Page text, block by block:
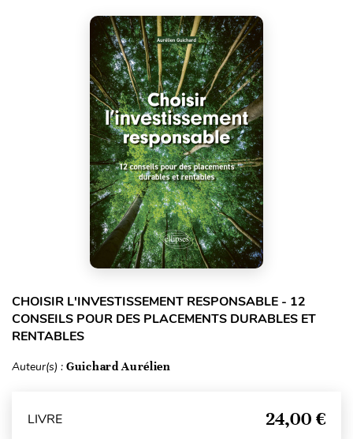
CHOISIR L'INVESTISSEMENT RESPONSABLE - 12
CONSEILS POUR DES PLACEMENTS DURABLES ET
RENTABLES
Auteur(s) : Guichard Aurélien
LIVRE 24,00 €